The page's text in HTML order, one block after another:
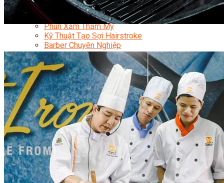
Chuyên Viên Trang Điểm
Trang Điểm Cô Dâu
Phun Xăm Thẩm Mỹ
Kỹ Thuật Tạo Sợi Hairstroke
Barber Chuyên Nghiệp
Kỹ Thuật Chải Bới Tóc Chuyên Nghiệp
Quản Lý Hair Salon Chuyên Nghiệp
Nối Mi Chuyên Nghiệp
Quản Lý Nail Salon Chuyên Nghiệp
Kỹ Thuật Nhuộm – Uốn – Duỗi
Nail Salon Định Cư
Kinh Doanh Nail Box
Train The Trainer – Chuyên Ngành Nail
Chăm Sóc Mẹ Và Bé
Gội Đầu Dưỡng Sinh Và Massage Thư Giãn
Marketing Online Ngành Chăm Sóc Sắc Đẹp
Chuyên Đề Chăm Sóc Sắc Đẹp
Âm Nhạc
Nhạc Công Chuyên Nghiệp